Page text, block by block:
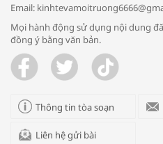
Trao yêu
Email:
Mọi hành động sử dụng nội dung
đồng ý bằng văn bản.
Thông tin tòa soạn
Liên hệ gửi bài